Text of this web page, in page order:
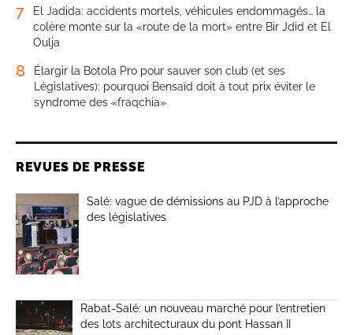
7
El Jadida: accidents mortels, véhicules endommagés… la
colère monte sur la «route de la mort» entre Bir Jdid et El
Oulja
8
Élargir la Botola Pro pour sauver son club (et ses
Législatives): pourquoi Bensaïd doit à tout prix éviter le
syndrome des «fraqchia»
REVUES DE PRESSE
Salé: vague de démissions au PJD à l’approche
des législatives
Rabat-Salé: un nouveau marché pour l’entretien
des lots architecturaux du pont Hassan II